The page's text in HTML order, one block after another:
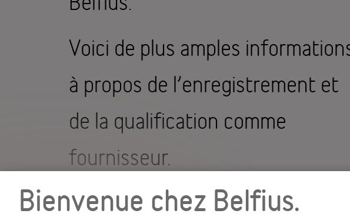
Voici de plus amples
à propos de l’enregistrement et
de la qualification comme
fournisseur.
Supplier registration and
Bienvenue chez Belfius.